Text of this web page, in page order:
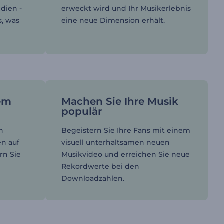
-
was
erweckt wird und Ihr Musikerlebnis
eine neue Dimension erhält.
auf
Sie
Machen Sie Ihre Musik
populär
Begeistern Sie Ihre Fans mit einem
visuell unterhaltsamen neuen
Musikvideo und erreichen Sie neue
Rekordwerte bei den
Downloadzahlen.